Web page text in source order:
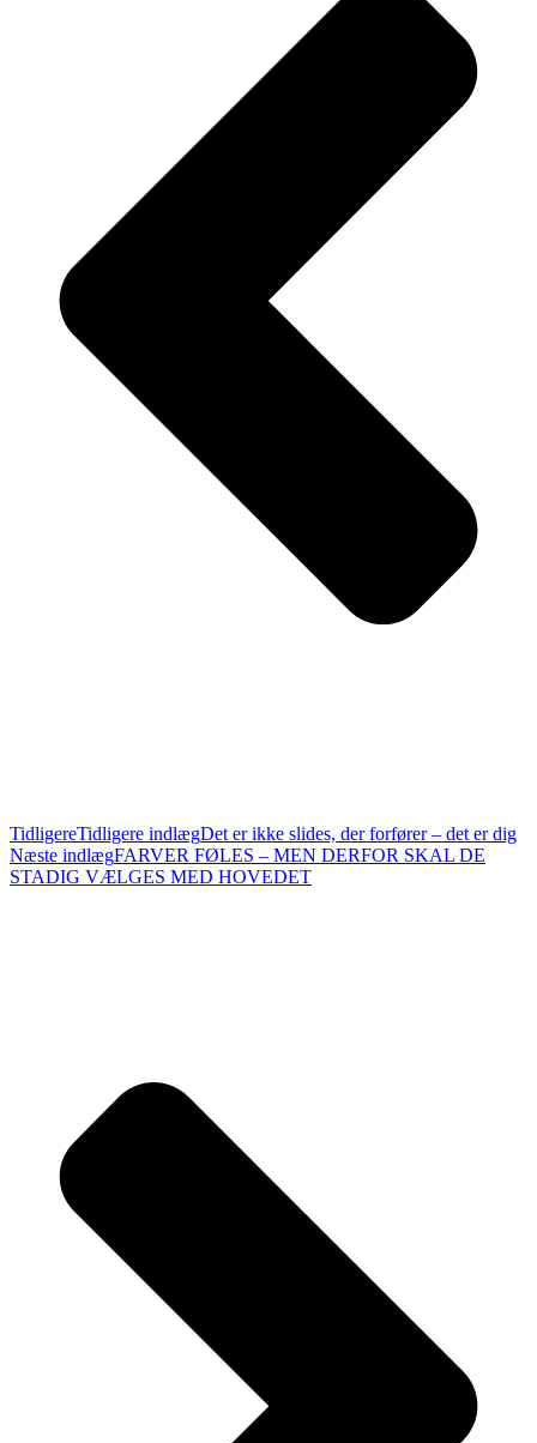
TidligereTidligere indlægDet er ikke slides, der forfører – det er dig
Næste indlægFARVER FØLES – MEN DERFOR SKAL DE
STADIG VÆLGES MED HOVEDET